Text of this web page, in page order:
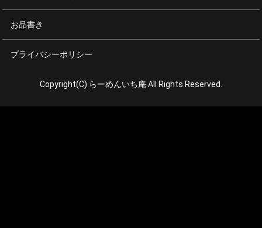
お品書き
プライバシーポリシー
Copyright(C) らーめんいち庵 All Rights Reserved.